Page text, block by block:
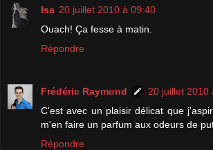
Isa 20 juillet 2010 à 09:40
Ouach! Ça fesse à matin.
Répondre
Frédéric Raymond
20 juillet 2010
C'est avec un plaisir délicat que
m'en faire un parfum aux odeurs de
Répondre